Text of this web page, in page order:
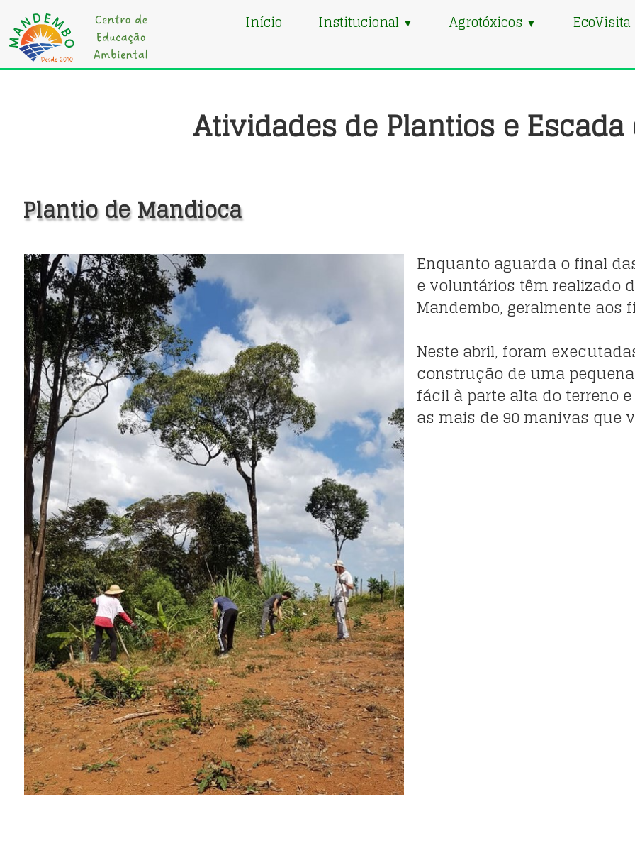
Início Institucional ▼ Agrotóxicos ▼ EcoVisita
Atividades de Plantios e
Plantio de Mandioca
Enquanto aguarda o final
e voluntários têm realizado
Mandembo, geralmente aos
Neste abril, foram
construção de uma
fácil à parte alta do terreno
as mais de 90 manivas que